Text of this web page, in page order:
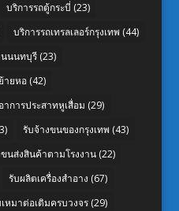
บริการรถตู้กระบี่ (23)
บริการรถเทรลเลอร์กรุงเทพ (44)
นนทบุรี(23)
ายหอ(42)
าการประสาทหูเสื่อม (29)
รับจ้างขนของกรุงเทพ (43)
นส่งสินค้าตามโรงงาน(22)
รับผลิตเครื่องสำอาง (67)
หมาต่อเติมครบวงจร(29)